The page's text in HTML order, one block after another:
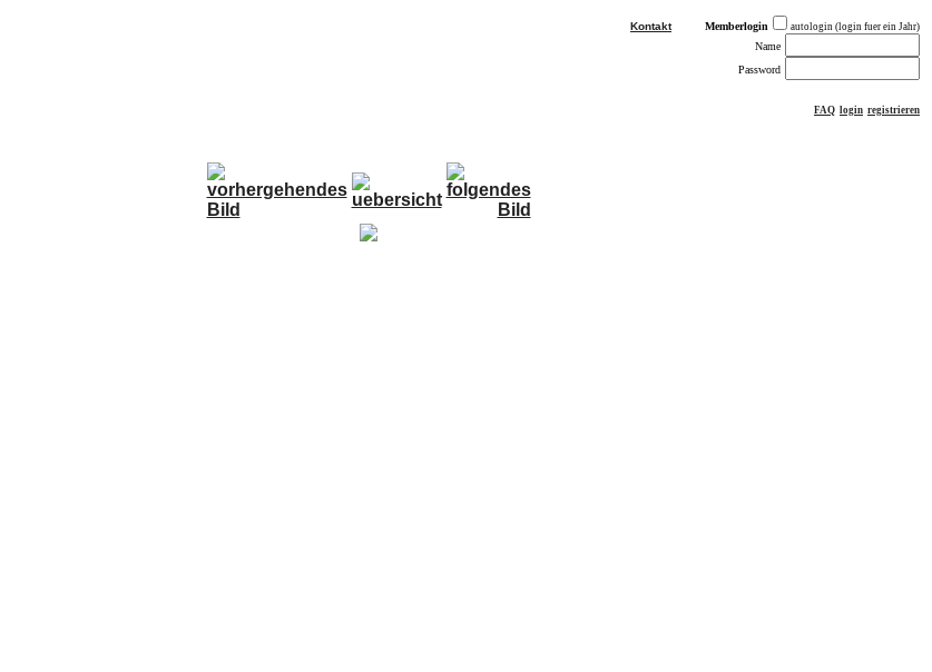
Kontakt Memberlogin autologin (login fuer ein Jahr)
Name
Password
FAQ login registrieren